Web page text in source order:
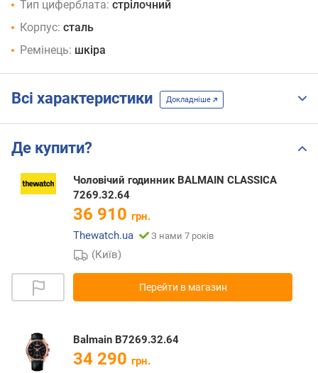
Тип циферблата: стрілочний
Корпус: сталь
Ремінець: шкіра
Всі характеристики Докладніше
Де купити?
Чоловічий годинник BALMAIN CLASSICA
7269.32.64
36 910 грн.
Thewatch.ua
З нами 7 років
(Київ)
Перейти в магазин
Balmain B7269.32.64
34 290 грн.